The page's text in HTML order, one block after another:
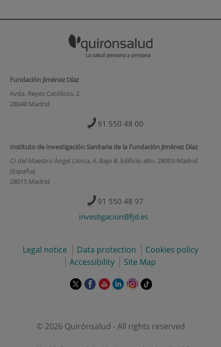
Fundación Jiménez Díaz
Avda. Reyes Católicos, 2
28040 Madrid
91 550 48 00
Instituto de Investigación Sanitaria de la Fundación Jiménez Díaz
C/ del Maestro Ángel Llorca, 6. Bajo B. Edificio alto. 28003-Madrid
(España)
28015 Madrid
91 550 48 97
investigacion@fjd.es
Legal notice Data protection
Cookies policy
Accessibility
Site Map
This
in
pop-
This
in
pop-
This
in
This
in
This
in
pop-
Link
© 2026 Quirónsalud - All rights reserved